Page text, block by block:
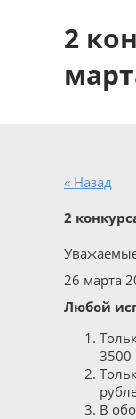
2
« Назад
2
26 марта
Любой
3500
В